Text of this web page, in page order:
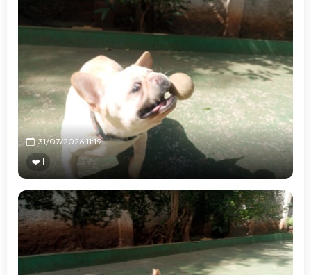
31/07/2026 11:19
❤️ 1